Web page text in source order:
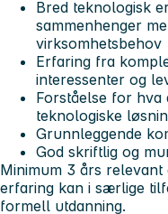
Bred teknologisk
sammenhenger
virksomhetsbehov
Erfaring fra
interessenter og
Forståelse for
teknologiske
Grunnleggende
God skriftlig og
Minimum 3 års
erfaring kan i særlige
formell utdanning.